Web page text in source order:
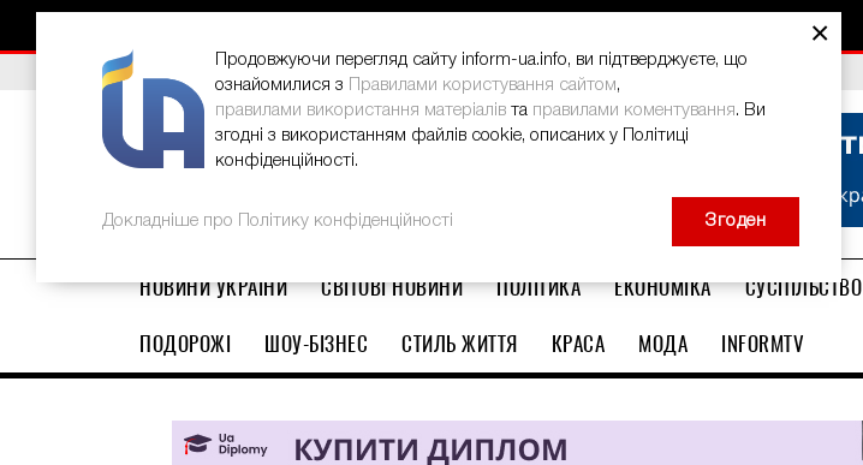
ВИБІР РЕДАКЦІЇ В Україні стартував ювілейний Global Teacher Prize-2026
НОВИНИ УКРАЇНИ СВІТОВІ НОВИНИ ПОЛІТИКА ЕКОНОМІКА СУСПІЛЬСТВО
ПОДОРОЖІ
ШОУ-БІЗНЕС СТИЛЬ ЖИТТЯ КРАСА МОДА INFORMTV
×
Продовжуючи перегляд сайту inform-ua.info, ви підтверджуєте, що
ознайомилися з
Правилами користування сайтом,
правилами використання матеріалів та правилами коментування. Ви
згодні з використанням файлів cookie, описаних у Політиці
конфіденційності.
Докладніше про Політику конфіденційності Згоден